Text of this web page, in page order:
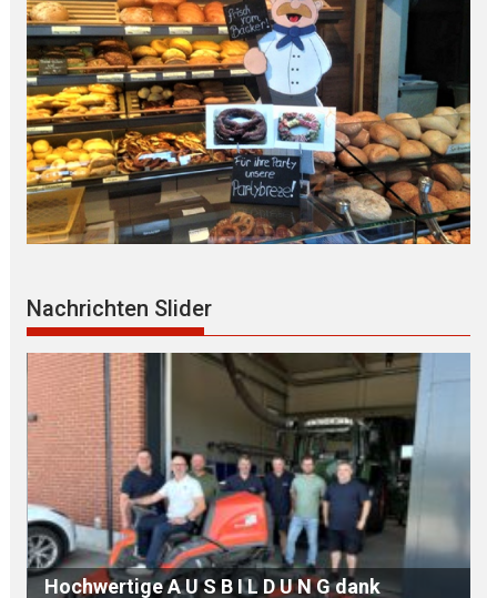
Nachrichten Slider
dank 143.000 Euro für E R S A T Z B E S